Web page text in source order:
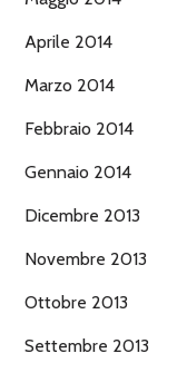
Aprile 2014
Marzo 2014
Febbraio 2014
Gennaio 2014
Dicembre 2013
Novembre 2013
Ottobre 2013
Settembre 2013